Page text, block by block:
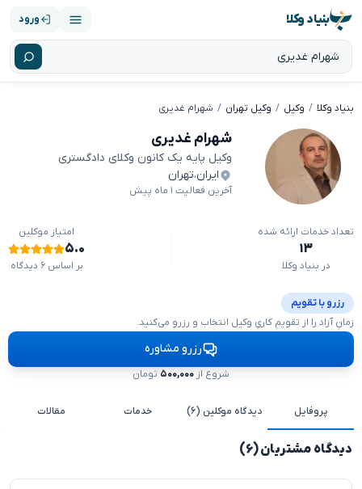
بنیاد وکلا ورود
بنیاد وکلا وکیل وکیل تهران شهرام غدیری
شهرام غدیری
وکیل پایه یک کانون وکلای دادگستری
ایران،تهران
آخرین فعالیت ۱ ماه پیش
تعداد خدمات ارائه شده
۱۳
در بنیاد وکلا
امتیاز موکلین
۵.۰
بر اساس ۶ دیدگاه
رزرو با تقویم
زمانِ آزاد را از تقویمِ کاریِ وکیل انتخاب و رزرو می‌کنید.
رزرو مشاوره
شروع از ۵۰۰,۰۰۰ تومان
پروفایل دیدگاه موکلین (۶) خدمات مقالات
دیدگاه مشتریان (۶)